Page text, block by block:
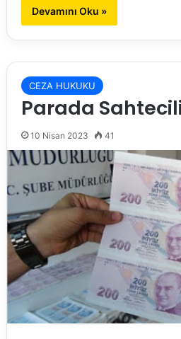
Devamını Oku »
CEZA HUKUKU
Parada
10 Nisan 2023 41